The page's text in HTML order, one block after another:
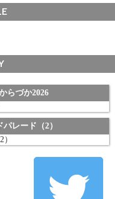
らづか2026
レード（2）